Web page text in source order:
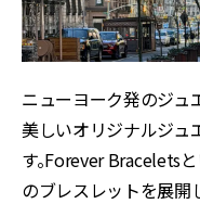
ニューヨーク発のジュ
美しいオリジナルジュ
す。Forever Bracelets
のブレスレットを展開